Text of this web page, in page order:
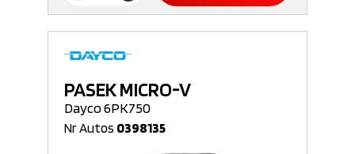
PASEK MICRO-V
Dayco 6PK750
Nr Autos 0398135